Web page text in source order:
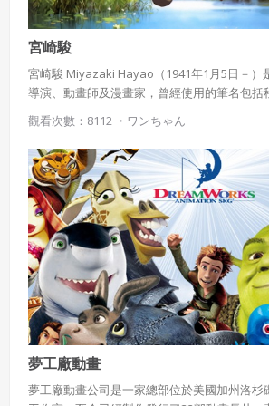
宮崎駿
宮崎駿 Miyazaki Hayao（1941年1月5日－）
導演、動畫師及漫畫家，曾經使用的筆名包括
ぶろう）與照樹務（てれこむ），目前住在埼
的作品獲得相當大的成功，與美國華特·迪士尼
克以及動作捕捉先驅美國動畫家羅伯·湛米基
代雜誌》認為是最具影響力的人物。
觀看次數：8112 ・ ワンちゃん
夢工廠動畫
夢工廠動畫公司是一家總部位於美國加州洛杉